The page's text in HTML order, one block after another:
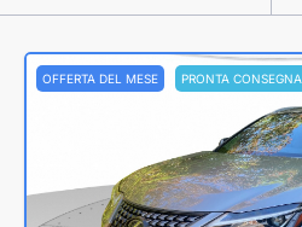
OFFERTA DEL MESE PRONTA CONSEGNA